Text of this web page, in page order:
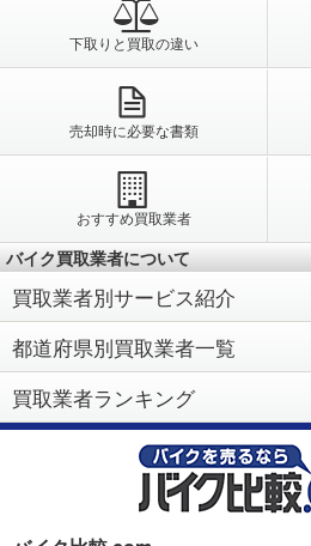
下取りと買取の違い
売却時に必要な書類
おすすめ買取業者
バイク買取業者について
買取業者別サービス紹介
都道府県別買取業者一覧
買取業者ランキング